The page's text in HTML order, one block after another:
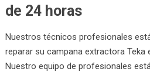
de 24 horas
Nuestros técnicos profesionales
reparar su campana extractora Teka
Nuestro equipo de profesionales